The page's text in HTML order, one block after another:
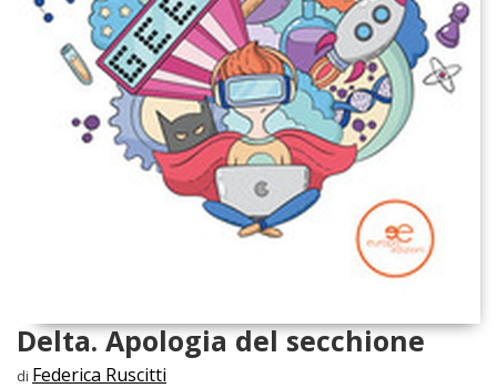
Delta. Apologia del secchione
di Federica Ruscitti